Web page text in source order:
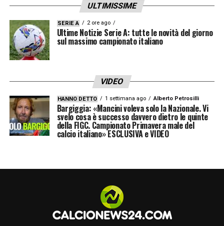
ULTIMISSIME
SERIE A 2 ore ago
Ultime Notizie Serie A: tutte le novità del giorno
sul massimo campionato italiano
VIDEO
HANNO DETTO 1 settimana ago Alberto Petrosilli
Bargiggia: «Mancini voleva solo la Nazionale. Vi
svelo cosa è successo davvero dietro le quinte
della FIGC. Campionato Primavera male del
calcio italiano» ESCLUSIVA e VIDEO